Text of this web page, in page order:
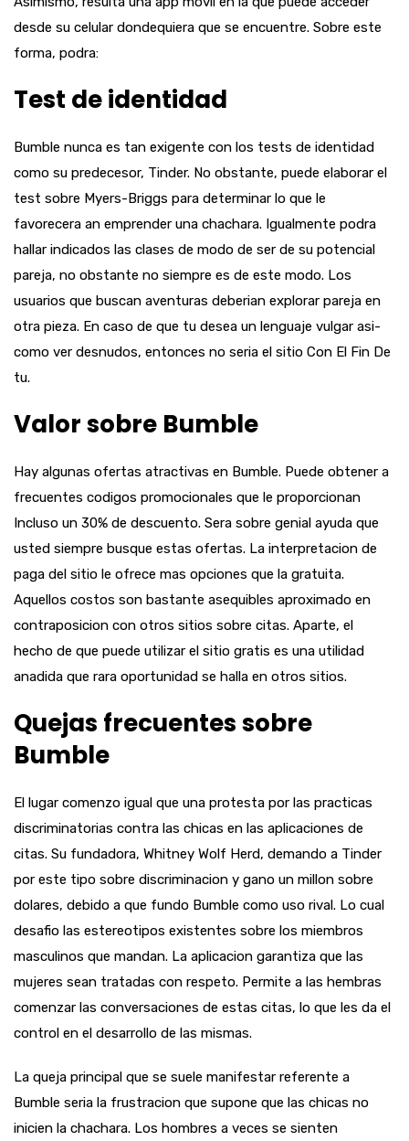
desde su celular dondequiera que se encuentre. Sobre este
forma, podra:
Test de identidad
Bumble nunca es tan exigente con los tests de identidad
como su predecesor, Tinder. No obstante, puede elaborar el
test sobre Myers-Briggs para determinar lo que le
favorecera an emprender una chachara. Igualmente podra
hallar indicados las clases de modo de ser de su potencial
pareja, no obstante no siempre es de este modo. Los
usuarios que buscan aventuras deberian explorar pareja en
otra pieza. En caso de que tu desea un lenguaje vulgar asi­
como ver desnudos, entonces no seri­a el sitio Con El Fin De
tu.
Valor sobre Bumble
Hay algunas ofertas atractivas en Bumble. Puede obtener a
frecuentes codigos promocionales que le proporcionan
Incluso un 30% de descuento. Sera sobre genial ayuda que
usted siempre busque estas ofertas. La interpretacion de
paga del sitio le ofrece mas opciones que la gratuita.
Aquellos costos son bastante asequibles aproximado en
contraposicion con otros sitios sobre citas. Aparte, el
hecho de que puede utilizar el sitio gratis es una utilidad
anadida que rara oportunidad se halla en otros sitios.
Quejas frecuentes sobre
Bumble
El lugar comenzo igual que una protesta por las practicas
discriminatorias contra las chicas en las aplicaciones de
citas. Su fundadora, Whitney Wolf Herd, demando a Tinder
por este tipo sobre discriminacion y gano un millon sobre
dolares, debido a que fundo Bumble como uso rival. Lo cual
desafio las estereotipos existentes sobre los miembros
masculinos que mandan. La aplicacion garantiza que las
mujeres sean tratadas con respeto. Permite a las hembras
comenzar las conversaciones de estas citas, lo que les da el
control en el desarrollo de las mismas.
La queja principal que se suele manifestar referente a
Bumble seri­a la frustracion que supone que las chicas no
inicien la chachara. Los hombres a veces se sienten